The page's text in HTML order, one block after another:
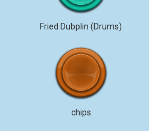
Fried Dubplin (Drums)
chips